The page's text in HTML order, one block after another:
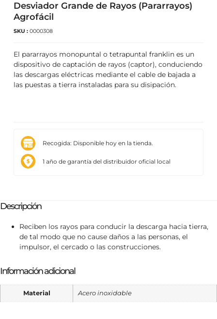
Desviador Grande de Rayos (Pararrayos)
Agrofácil
SKU : 0000308
El pararrayos monopuntal o tetrapuntal franklin es un
dispositivo de captación de rayos (captor), conduciendo
las descargas eléctricas mediante el cable de bajada a
las puestas a tierra instaladas para su disipación.
Recogida: Disponible hoy en la tienda.
1 año de garantía del distribuidor oficial local
Descripción
Reciben los rayos para conducir la descarga hacia tierra,
de tal modo que no cause daños a las personas, el
impulsor, el cercado o las construcciones.
Información adicional
Material Acero inoxidable